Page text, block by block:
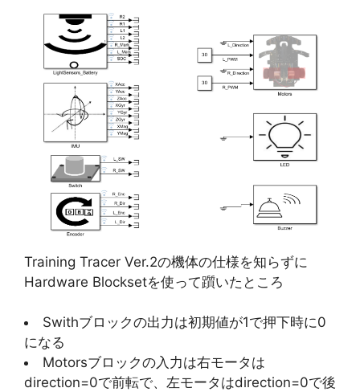
Training Tracer Ver.2の機体の仕様を知らずに
Hardware Blocksetを使って躓いたところ
Swithブロックの出力は初期値が1で押下時に0
になる
Motorsブロックの入力は右モータは
direction=0で前転で、左モータはdirection=0で後